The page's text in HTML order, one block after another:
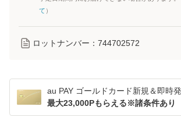
て ）
ロットナンバー： 744702572
au PAY ゴールドカード新規＆即時
最大23,000Pもらえる※諸条件あり